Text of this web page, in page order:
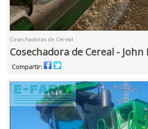
Cosechadoras de Cereal
Cosechadora de Cereal - John
Compartir: